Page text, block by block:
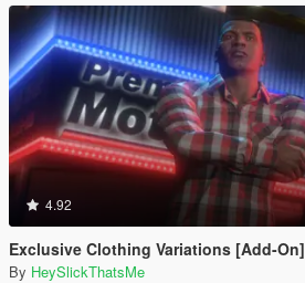
4.92
Exclusive Clothing Variations [Add-On]
By HeySlickThatsMe